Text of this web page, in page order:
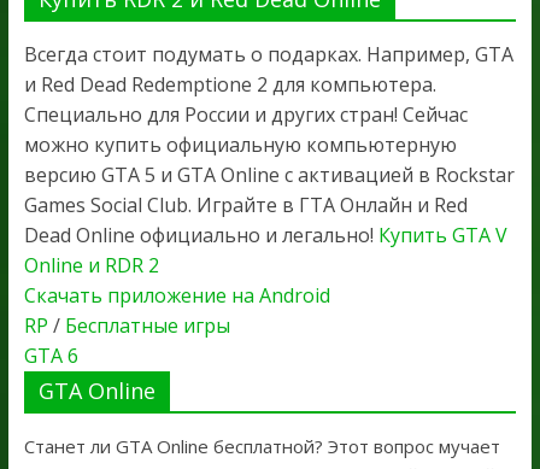
Всегда стоит подумать о подарках. Например, GTA
и Red Dead Redemptione 2 для компьютера.
Специально для России и других стран! Сейчас
можно купить официальную компьютерную
версию GTA 5 и GTA Online с активацией в Rockstar
Games Social Club. Играйте в ГТА Онлайн и Red
Dead Online официально и легально! Купить GTA V
Online и RDR 2
Скачать приложение на Android
RP / Бесплатные игры
GTA 6
GTA Online
Станет ли GTA Online бесплатной? Этот вопрос мучает